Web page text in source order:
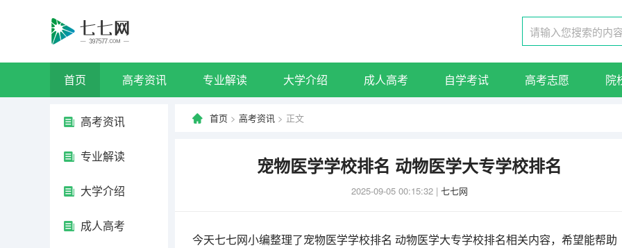
首页 高考资讯 专业解读 大学介绍 成人高考 自学考试 高考志愿 院
高考资讯
专业解读
大学介绍
成人高考
首页 > 高考资讯 > 正文
宠物医学学校排名 动物医学大专学校排名
2025-09-05 00:15:32 | 七七网
今天七七网小编整理了宠物医学学校排名 动物医学大专学校排名相关内容，希望能帮助